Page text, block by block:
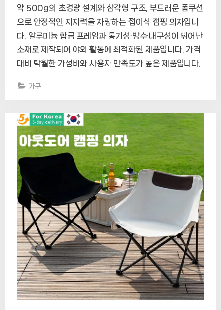
약 500g의 초경량 설계와 삼각형 구조, 부드러운 폼쿠션
으로 안정적인 지지력을 자랑하는 접이식 캠핑 의자입니
다. 알루미늄 합금 프레임과 통기성·방수·내구성이 뛰어난
소재로 제작되어 야외 활동에 최적화된 제품입니다. 가격
대비 탁월한 가성비와 사용자 만족도가 높은 제품입니다.
가구